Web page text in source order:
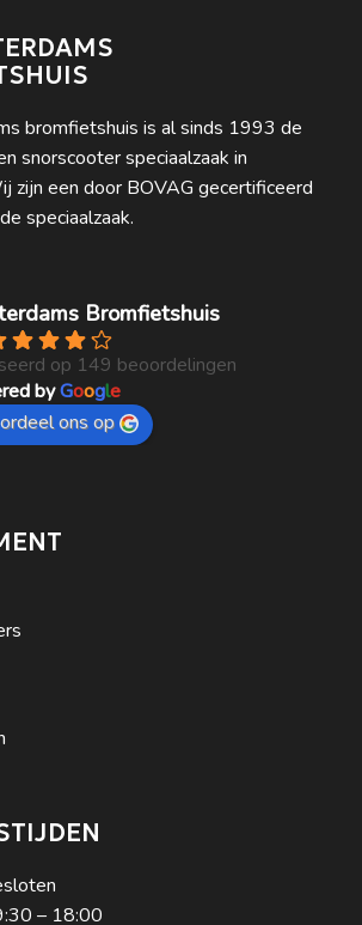
bromfietshuis is al sinds 1993 de
snorscooter speciaalzaak in
zijn een door BOVAG gecertificeerd
speciaalzaak.
Bromfietshuis
op 149 beoordelingen
byGoogle
ons op
– 18:00